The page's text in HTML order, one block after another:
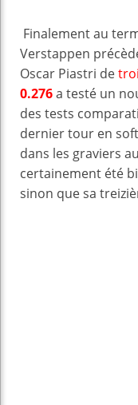
Finalement au
Verstappen
Oscar Piastri de
0.276a testé un
des tests
dernier tour en
dans les graviers
certainement été
sinon que sa